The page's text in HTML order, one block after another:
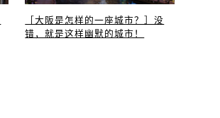
［大阪是怎样的一座城市？］没
错，就是这样幽默的城市！